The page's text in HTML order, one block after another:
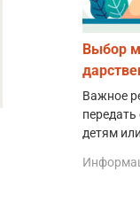
Выбор
Важное
детям